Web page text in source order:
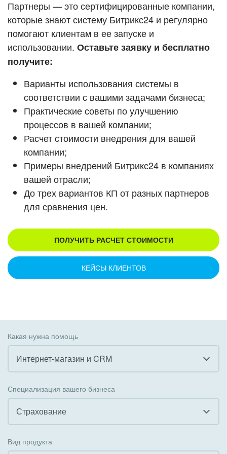
ВХОД
ВХОД
Смотреть видеокейсы
Партнеры — это сертифицированные компании,
которые знают систему Битрикс24 и регулярно
помогают клиентам в ее запуске и
использовании. Оставьте заявку и бесплатно
получите:
Варианты использования системы в
соответствии с вашими задачами бизнеса;
Практические советы по улучшению
процессов в вашей компании;
Расчет стоимости внедрения для вашей
компании;
Примеры внедрений Битрикс24 в компаниях
вашей отрасли;
До трех вариантов КП от разных партнеров
для сравнения цен.
ПОЛУЧИТЬ РАСЧЕТ СТОИМОСТИ
КЕЙСЫ КЛИЕНТОВ
Какая нужна помощь
Интернет-магазин и CRM
Внедрение КЭДО
Интеграция с 1С
Специализация вашего бизнеса
Страхование
Вид продукта